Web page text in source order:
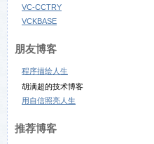
VC-CCTRY
VCKBASE
朋友博客
程序描绘人生
胡满超的技术博客
用自信照亮人生
推荐博客